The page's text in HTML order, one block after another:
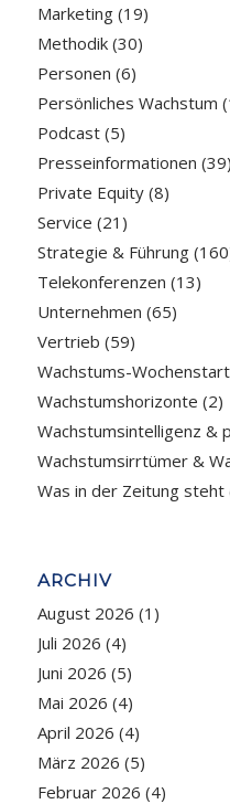
Marketing(19)
Methodik(30)
Personen (6)
Persönliches Wachstum
Podcast(5)
Presseinformationen (39)
Private Equity(8)
Service (21)
Strategie & Führung
Telekonferenzen (13)
Unternehmen (65)
Vertrieb (59)
Wachstums-Wochenstart
Wachstumshorizonte (2)
Wachstumsintelligenz &
Wachstumsirrtümer &
Was in der Zeitung steht
ARCHIV
August 2026 (1)
Juli 2026 (4)
Juni 2026 (5)
Mai 2026 (4)
April 2026 (4)
März 2026 (5)
Februar 2026 (4)